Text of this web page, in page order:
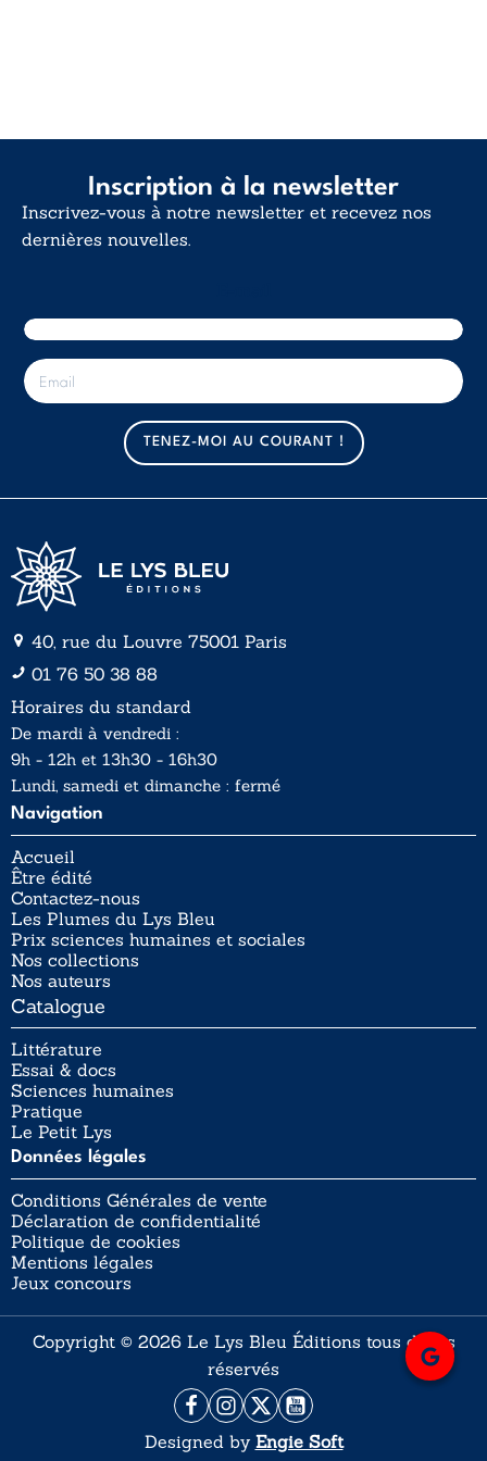
Inscription à la newsletter
Inscrivez-vous à notre newsletter et recevez nos
dernières nouvelles.
E
-
m
TENEZ-MOI AU COURANT !
40, rue du Louvre 75001 Paris
01 76 50 38 88
Horaires du standard
De mardi à vendredi :
9h - 12h et 13h30 - 16h30
Lundi, samedi et dimanche : fermé
Navigation
Accueil
Être édité
Contactez-nous
Les Plumes du Lys Bleu
Prix sciences humaines et sociales
Nos collections
Nos auteurs
Catalogue
Littérature
Essai & docs
Sciences humaines
Pratique
Le Petit Lys
Données légales
Conditions Générales de vente
Déclaration de confidentialité
Politique de cookies
Mentions légales
Jeux concours
Copyright © 2026 Le Lys Bleu Éditions tous droits
réservés
Designed by Engie Soft